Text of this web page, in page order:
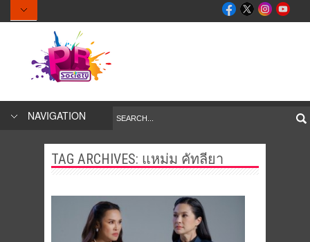
NAVIGATION
TAG ARCHIVES: แหม่ม คัทลียา